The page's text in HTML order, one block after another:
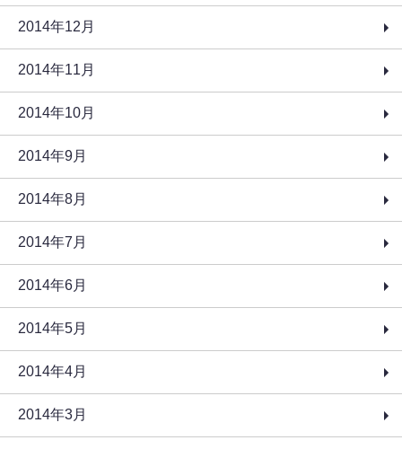
2014年12月
2014年11月
2014年10月
2014年9月
2014年8月
2014年7月
2014年6月
2014年5月
2014年4月
2014年3月